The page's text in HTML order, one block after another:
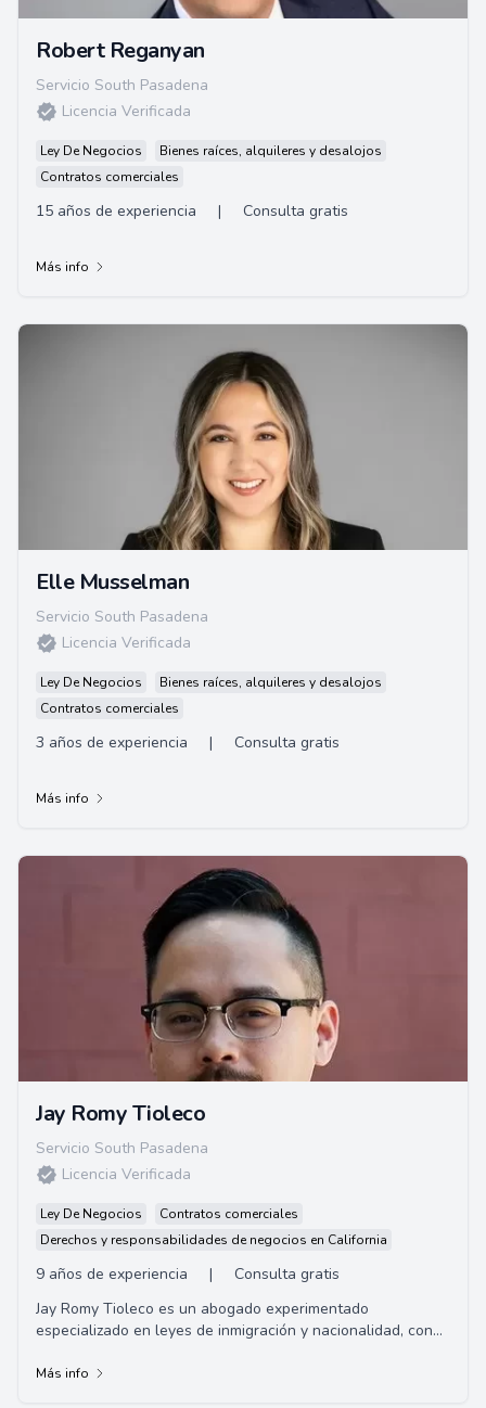
Robert Reganyan
Servicio South Pasadena
Licencia Verificada
Ley De Negocios
Bienes raíces, alquileres y desalojos
Contratos comerciales
15 años de experiencia | Consulta gratis
Más info
Elle Musselman
Servicio South Pasadena
Licencia Verificada
Ley De Negocios
Bienes raíces, alquileres y desalojos
Contratos comerciales
3 años de experiencia | Consulta gratis
Más info
Jay Romy Tioleco
Servicio South Pasadena
Licencia Verificada
Ley De Negocios
Contratos comerciales
Derechos y responsabilidades de negocios en California
9 años de experiencia |
Consulta gratis
Jay Romy Tioleco es un abogado experimentado
especializado en leyes de inmigración y nacionalidad, con
Más info